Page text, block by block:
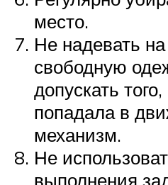
место.
Не надевать
свободную
допускать
попадала в
механизм.
Не
выполнения